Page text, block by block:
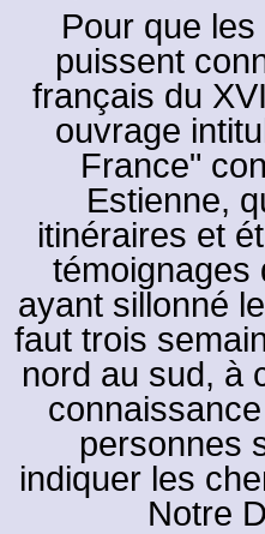
Pour que
puissent
français du
ouvrage
France"
Estienne,
itinéraires et
témoignages
ayant sillonné
faut trois
nord au sud, à
personnes
indiquer les
Notre